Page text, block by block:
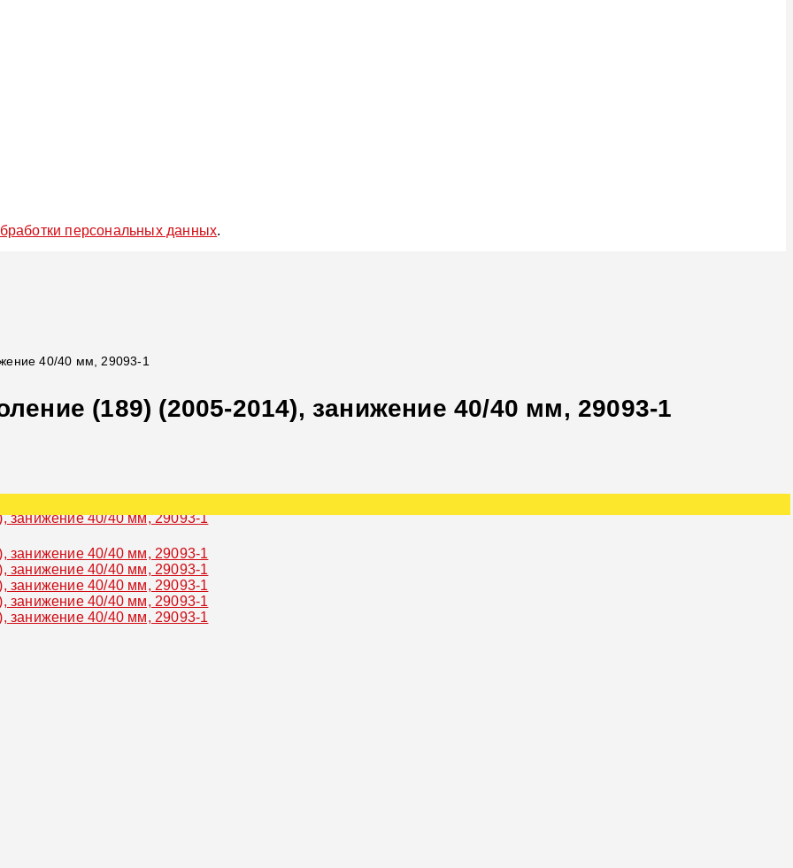
персональных данных.
40/40 мм, 29093-1
(189) (2005-2014), занижение 40/40 мм, 29093-1